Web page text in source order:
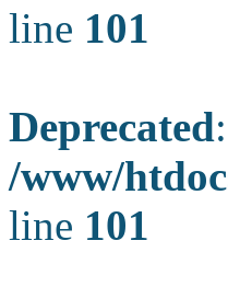
line 101
Deprecated
/www/
line 101